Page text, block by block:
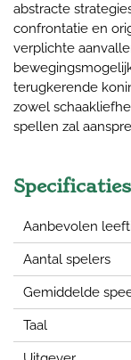
abstracte
confrontatie en
verplichte
terugkerende
zowel
spellen zal
Specificaties
Aanbevolen
Aantal spelers
Gemiddelde
Taal